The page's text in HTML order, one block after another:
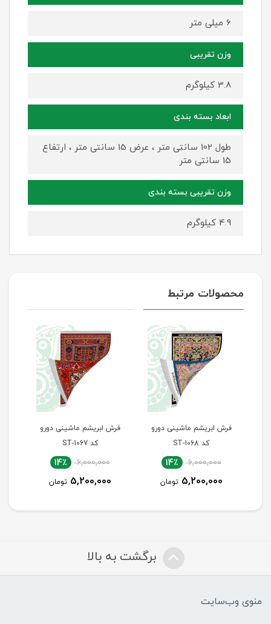
6 میلی متر
وزن تقریبی
3.8 کیلوگرم
ابعاد بسته بندی
طول 102 سانتی متر ، عرض 15 سانتی متر ، ارتفاع
15 سانتی متر
وزن تقریبی بسته بندی
4.9 کیلوگرم
محصولات مرتبط
فرش ابریشم ماشینی دورو
کد ST-1068
6,000,000 14٪
5,200,000 تومان
فرش ابریشم ماشینی دورو
کد ST-1067
6,000,000 14٪
5,200,000 تومان
برگشت به بالا
منوی وب‌سایت